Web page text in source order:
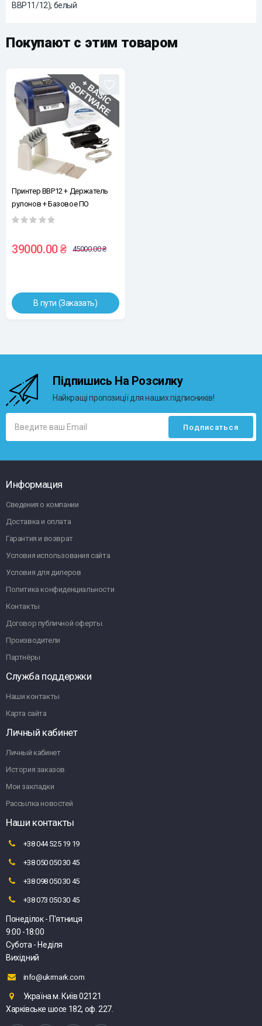
BBP11/12), белый
Покупают с этим товаром
Принтер BBP12 + Держатель
рулонов + Базовое ПО
39000.00 ₴ 45000.00 ₴
В пути (Заказать)
Підпишись На Розсилку
Найкращі пропозиції для наших підписників!
Информация
Сведения о компании
Доставка и оплата
Гарантия и возврат
Условия использования сайта
Условия для дилеров
Политика конфиденциальности
Контакты
Договор публичной оферты.
Производители
Партнёры
Служба поддержки
Наши контакты
Карта сайта
Личный кабинет
Личный кабинет
История заказов
Мои закладки
Рассылка новостей
Наши контакты
+38 044 525 19 19
+38 050 050 30 45
+38 098 050 30 45
+38 073 050 30 45
Понеділок - П'ятниця
9:00 -18:00
Субота - Неділя
Вихідний
info@ukrmark.com
Україна м. Київ 02121
Харківське шосе 182, оф. 227.